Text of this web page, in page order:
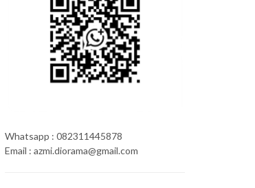
Whatsapp : 082311445878
Email : azmi.diorama@gmail.com